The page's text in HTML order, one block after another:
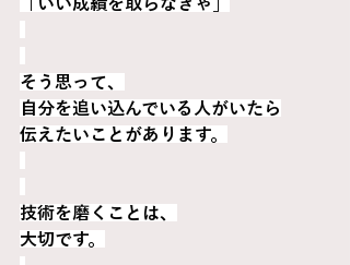
そう思って、
自分を追い込んでいる人がいたら
伝えたいことがあります。
技術を磨くことは、
大切です。